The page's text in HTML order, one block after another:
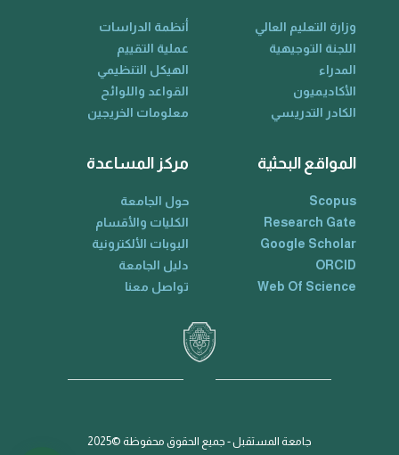
وزارة التعليم العالي
اللجنة التوجيهية
المدراء
الأكاديميون
الكادر التدريسي
أنظمة الدراسات
عملية التقييم
الهيكل التنظيمي
القواعد واللوائح
معلومات الخريجين
المواقع البحثية
Scopus
Research Gate
Google Scholar
ORCID
Web Of Science
مركز المساعدة
حول الجامعة
الكليات والأقسام
البوبات الألكترونية
دليل الجامعة
تواصل معنا
جامعة المستقبل - جميع الحقوق محفوظة ©2025